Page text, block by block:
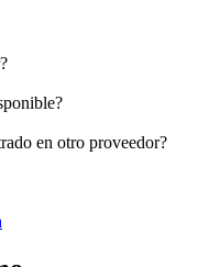
en otro proveedor?